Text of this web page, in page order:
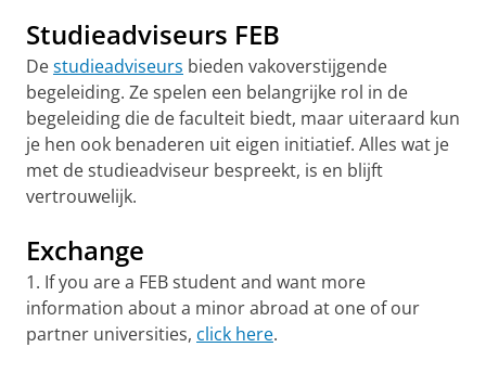
Studieadviseurs FEB
Destudieadviseurs bieden vakoverstijgende
begeleiding. Ze spelen een belangrijke rol in de
begeleiding die de faculteit biedt, maar uiteraard kun
je hen ook benaderen uit eigen initiatief. Alles wat je
met de studieadviseur bespreekt, is en blijft
vertrouwelijk.
Exchange
1. If you are a FEB student and want more
information about a minor abroad at one of our
partner universities, click here.